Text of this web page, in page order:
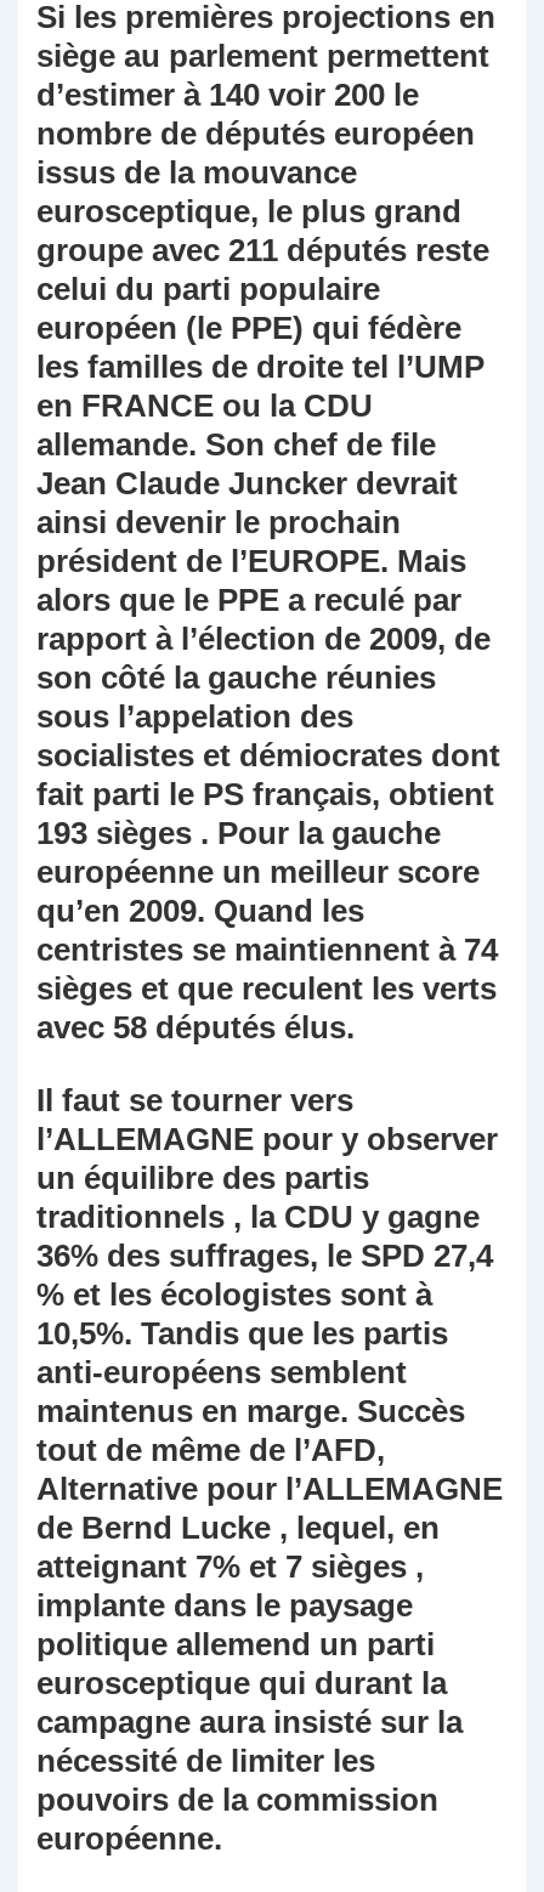
Si les premières projections en
siège au parlement permettent
d’estimer à 140 voir 200 le
nombre de députés européen
issus de la mouvance
eurosceptique, le plus grand
groupe avec 211 députés reste
celui du parti populaire
européen (le PPE) qui fédère
les familles de droite tel l’UMP
en FRANCE ou la CDU
allemande. Son chef de file
Jean Claude Juncker devrait
ainsi devenir le prochain
président de l’EUROPE. Mais
alors que le PPE a reculé par
rapport à l’élection de 2009, de
son côté la gauche réunies
sous l’appelation des
socialistes et démiocrates dont
fait parti le PS français, obtient
193 sièges . Pour la gauche
européenne un meilleur score
qu’en 2009. Quand les
centristes se maintiennent à 74
sièges et que reculent les verts
avec 58 députés élus.
Il faut se tourner vers
l’ALLEMAGNE pour y observer
un équilibre des partis
traditionnels , la CDU y gagne
36% des suffrages, le SPD 27,4
% et les écologistes sont à
10,5%. Tandis que les partis
anti-européens semblent
maintenus en marge. Succès
tout de même de l’AFD,
Alternative pour l’ALLEMAGNE
de Bernd Lucke , lequel, en
atteignant 7% et 7 sièges ,
implante dans le paysage
politique allemend un parti
eurosceptique qui durant la
campagne aura insisté sur la
nécessité de limiter les
pouvoirs de la commission
européenne.